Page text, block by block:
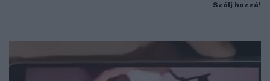
Szólj hozzá!